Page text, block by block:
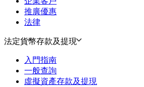
推廣優惠
法律
法定貨幣存款及提現
入門指南
一般查詢
虛擬資產存款及提現